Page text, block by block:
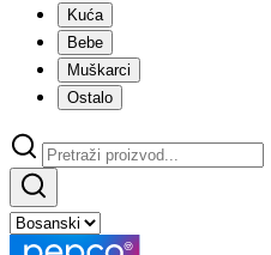
Kuća
Bebe
Muškarci
Ostalo